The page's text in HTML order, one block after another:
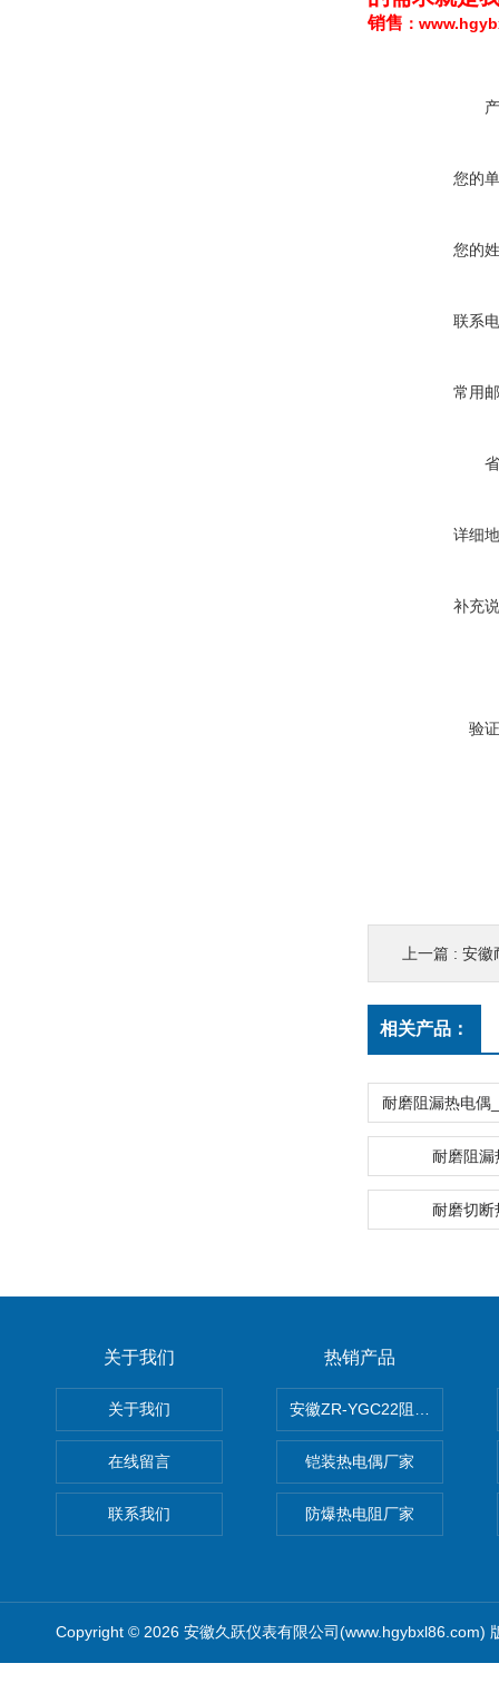
销售 ：
您的
您的
联系
常用
详细
补充
验
上一篇 : 安徽
相关产品：
耐磨阻漏
耐磨切断
关于我们
关于我们
在线留言
联系我们
热销产品
安徽ZR-YGC22阻燃硅橡胶电
铠装热电偶厂家
防爆热电阻厂家
Copyright © 2026 安徽久跃仪表有限公司(www.hgybxl86.com)